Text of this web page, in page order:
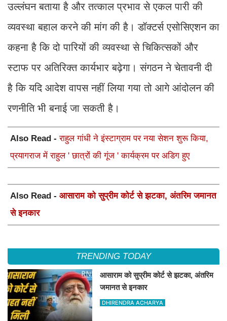
उल्लंघन बताया है और तत्काल प्रभाव से एकल पारी की
व्यवस्था बहाल करने की मांग की है। डॉक्टर्स एसोसिएशन का
कहना है कि दो पारियों की व्यवस्था से चिकित्सकों और
स्टाफ पर अतिरिक्त कार्यभार बढ़ेगा। संगठन ने चेतावनी दी
है कि यदि आदेश वापस नहीं लिया गया तो आगे आंदोलन की
रणनीति भी बनाई जा सकती है।
Also Read -राहुल गांधी ने इंस्टाग्राम पर नया सेशन शुरू किया,
प्रयागराज में राहुल ' छात्रों की गूंज ' कार्यक्रम पर अडिग हुए
Also Read - आसाराम को सुप्रीम कोर्ट से झटका, अंतरिम जमानत
से इनकार
TRENDING TODAY
आसाराम को सुप्रीम कोर्ट से झटका, अंतरिम
जमानत से इनकार
DHIRENDRA ACHARYA